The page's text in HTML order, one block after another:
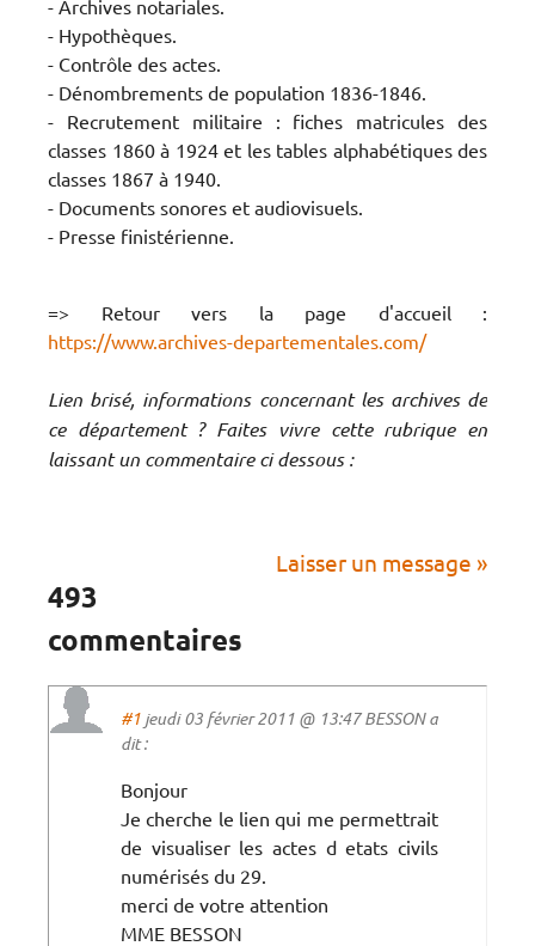
- Archives notariales.
- Hypothèques.
- Contrôle des actes.
- Dénombrements de population 1836-1846.
- Recrutement militaire : fiches matricules des
classes 1860 à 1924 et les tables alphabétiques des
classes 1867 à 1940.
- Documents sonores et audiovisuels.
- Presse finistérienne.
=> Retour vers la page d'accueil :
https://www.archives-departementales.com/
Lien brisé, informations concernant les archives de
ce département ? Faites vivre cette rubrique en
laissant un commentaire ci dessous :
Laisser un message »
493
commentaires
#1 jeudi 03 février 2011 @ 13:47 BESSON a
dit :
Bonjour
Je cherche le lien qui me permettrait
de visualiser les actes d etats civils
numérisés du 29.
merci de votre attention
MME BESSON